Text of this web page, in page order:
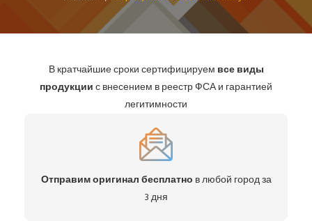
В кратчайшие сроки сертифицируем все виды
продукциис внесением в реестр ФСА и гарантией
легитимности
Отправим оригинал бесплатно в любой город за
3 дня